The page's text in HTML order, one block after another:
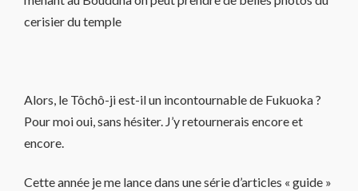
cerisier du temple
Alors, le Tôchô-ji est-il un incontournable de Fukuoka ?
Pour moi oui, sans hésiter. J’y retournerais encore et
encore.
Cette année je me lance dans une série d’articles « guide »